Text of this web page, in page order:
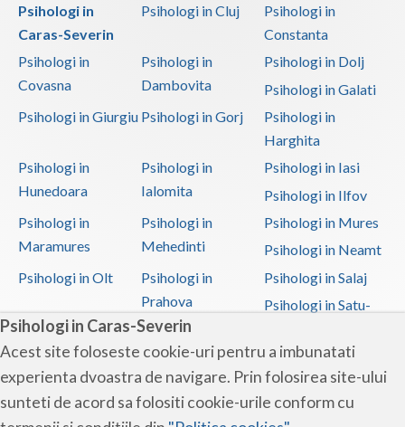
Psihologi in Caras-Severin
Acest site foloseste cookie-uri pentru a imbunatati
experienta dvoastra de navigare. Prin folosirea site-ului
sunteti de acord sa folositi cookie-urile conform cu
Psihologi in
Caras-Severin
Psihologi in Cluj
Psihologi in
Constanta
Psihologi in
Covasna
Psihologi in
Dambovita
Psihologi in Dolj
Psihologi in Galati
Psihologi in Giurgiu Psihologi in Gorj
Psihologi in
Harghita
Psihologi in
Hunedoara
Psihologi in
Ialomita
Psihologi in Iasi
Psihologi in Ilfov
Psihologi in
Maramures
Psihologi in
Mehedinti
Psihologi in Mures
Psihologi in Neamt
Psihologi in Olt
Psihologi in
Prahova
Psihologi in Salaj
Psihologi in Satu-
Psihologi in Sibiu
Psihologi in
Suceava
Psihologi in
Teleorman
Psihologi in Timis
Psihologi in Tulcea Psihologi in Valcea